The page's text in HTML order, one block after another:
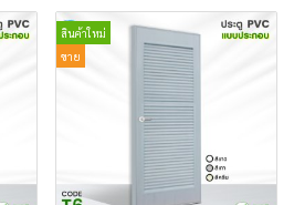
สินค้าใหม่
ขาย